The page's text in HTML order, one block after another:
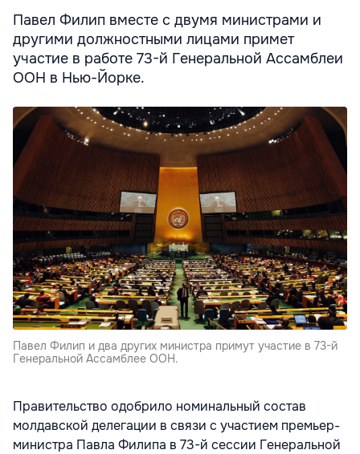
Павел Филип вместе с двумя министрами и
другими должностными лицами примет
участие в работе 73-й Генеральной Ассамблеи
ООН в Нью-Йорке.
Павел Филип и два других министра примут участие в 73-й
Генеральной Ассамблее ООН.
Правительство одобрило номинальный состав
молдавской делегации в связи с участием премьер-
министра Павла Филипа в 73-й сессии Генеральной